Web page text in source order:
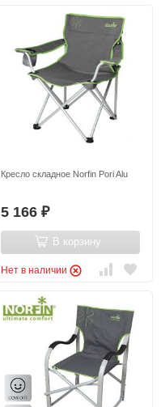
Кресло складное Norfin Pori Alu
5 166 ₽
В корзину
Нет в наличии